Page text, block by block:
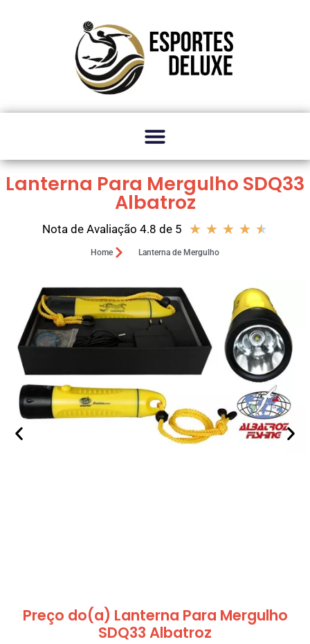
Lanterna Para Mergulho SDQ33
Albatroz
Nota de Avaliação 4.8 de 5 ★ ★ ★ ★ ★
Home Lanterna de Mergulho
Preço do(a) Lanterna Para Mergulho
SDQ33 Albatroz